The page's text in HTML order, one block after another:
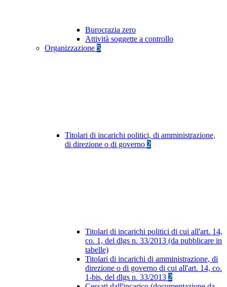
Burocrazia zero
Attività soggette a controllo
Organizzazione 5
Titolari di incarichi politici, di amministrazione,
di direzione o di governo 2
Titolari di incarichi politici di cui all'art. 14,
co. 1, del dlgs n. 33/2013 (da pubblicare in
tabelle)
Titolari di incarichi di amministrazione, di
direzione o di governo di cui all'art. 14, co.
1-bis, del dlgs n. 33/2013 2